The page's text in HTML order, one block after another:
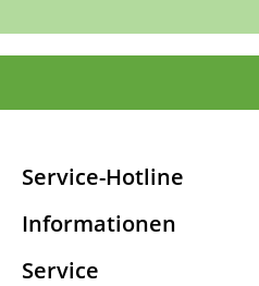
Service-Hotline
Informationen
Service